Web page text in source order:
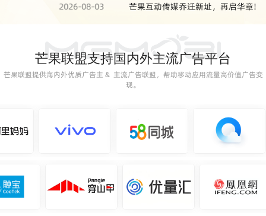
芒果互动传媒乔迁新址，再启华章!
2024-12-30
芒果联盟支持国内外主流广告平台
芒果联盟提供海内外优质广告主 & 主流广告联盟，帮助移动应用流量高价值广告变
现。